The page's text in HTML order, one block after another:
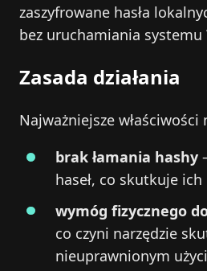
zaszyfrowane hasła
bez uruchamiania systemu
Zasada działania
Najważniejsze
brak łamania hashy
haseł, co skutkuje
wymóg fizycznego
co czyni narzędzie
nieuprawnionym